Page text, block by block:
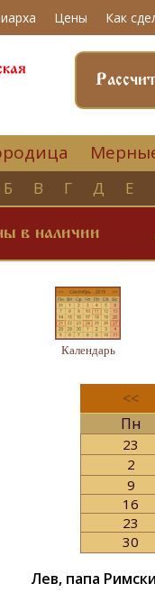
Цены Как
Б В Г Д Е
в наличии
Календарь
<<
Пн
23
2
9
16
23
30
Лев, папа